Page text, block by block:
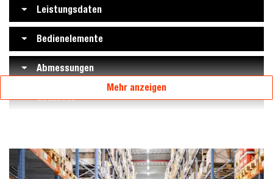
Leistungsdaten
Bedienelemente
Abmessungen
Gewichte
Mehr anzeigen